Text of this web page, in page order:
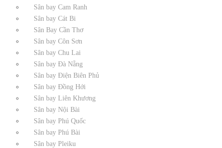
Sân bay Cam Ranh
Sân bay Cát Bi
Sân Bay Cần Thơ
Sân bay Côn Sơn
Sân bay Chu Lai
Sân bay Đà Nẵng
Sân bay Điện Biên Phủ
Sân bay Đồng Hới
Sân bay Liên Khương
Sân bay Nội Bài
Sân bay Phú Quốc
Sân bay Phú Bài
Sân bay Pleiku